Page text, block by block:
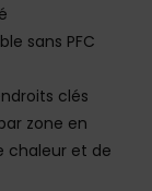
sans PFC
clés
zone en
chaleur et de